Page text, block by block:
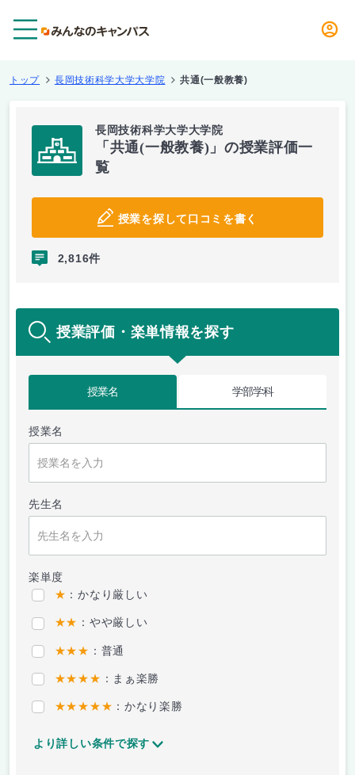
トップ 長岡技術科学大学大学院 共通(一般教養)
長岡技術科学大学大学院
「共通(一般教養)」の授業評価一
覧
授業を探して口コミを書く
2,816件
授業評価・楽単情報を探す
授業名 学部学科
授業名
先生名
楽単度
★ ：かなり厳しい
★★ ：やや厳しい
★★★ ：普通
★★★★ ：まぁ楽勝
★★★★★ ：かなり楽勝
より詳しい条件で探す